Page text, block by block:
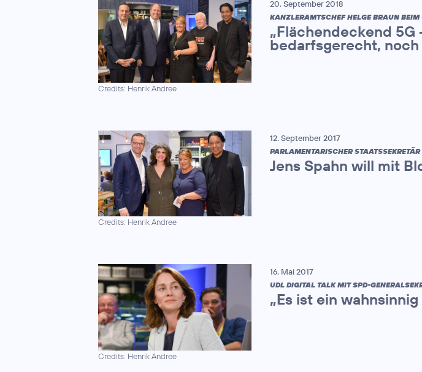
Credits: Henrik Andree
20. September 2018
KANZLERAMTSCHEF HELGE BRAUN
„Flächendeckend
bedarfsgerecht, noch
Credits: Henrik Andree
12. September 2017
PARLAMENTARISCHER
Jens Spahn will mit
Credits: Henrik Andree
16. Mai 2017
UDL DIGITAL TALK MIT SPD-
„Es ist ein